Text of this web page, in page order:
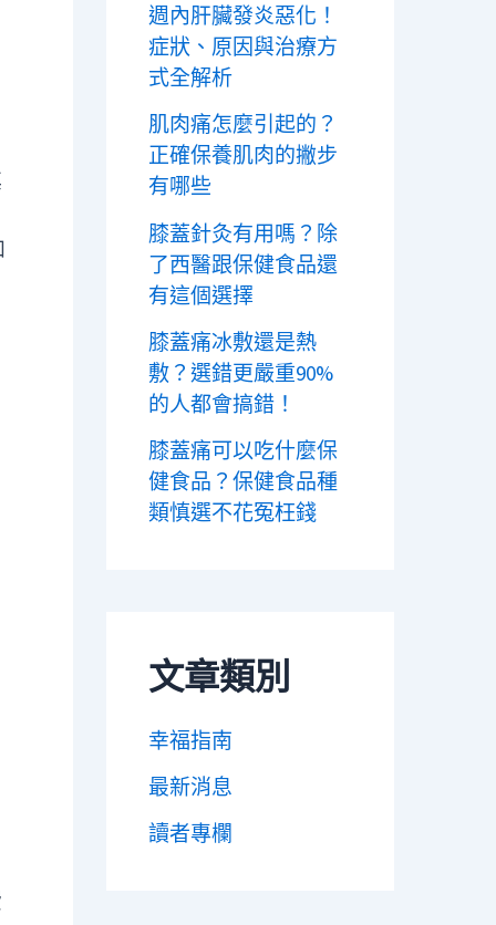
週內肝臟發炎惡化！
症狀、原因與治療方
式全解析
肌肉痛怎麼引起的？
正確保養肌肉的撇步
有哪些
膝蓋針灸有用嗎？除
了西醫跟保健食品還
有這個選擇
膝蓋痛冰敷還是熱
敷？選錯更嚴重90%
的人都會搞錯！
膝蓋痛可以吃什麼保
健食品？保健食品種
類慎選不花冤枉錢
文章類別
幸福指南
最新消息
讀者專欄